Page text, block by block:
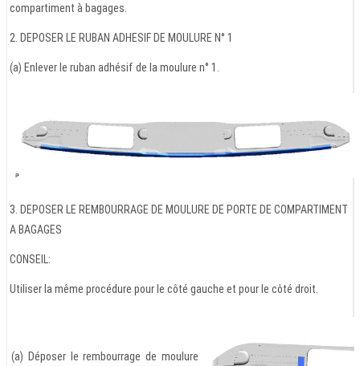
compartiment à bagages.
2. DEPOSER LE RUBAN ADHESIF DE MOULURE N° 1
(a) Enlever le ruban adhésif de la moulure n° 1.
3. DEPOSER LE REMBOURRAGE DE MOULURE DE PORTE DE COMPARTIMENT
A BAGAGES
CONSEIL:
Utiliser la même procédure pour le côté gauche et pour le côté droit.
(a) Déposer le rembourrage de moulure